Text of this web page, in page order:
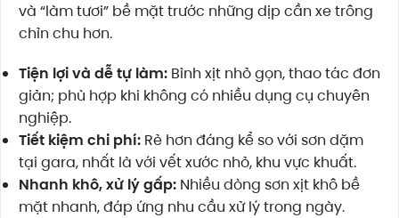
và “làm tươi” bề mặt trước những dịp cần xe trông
chỉn chu hơn.
Tiện lợi và dễ tự làm: Bình xịt nhỏ gọn, thao tác đơn
giản; phù hợp khi không có nhiều dụng cụ chuyên
nghiệp.
Tiết kiệm chi phí: Rẻ hơn đáng kể so với sơn dặm
tại gara, nhất là với vết xước nhỏ, khu vực khuất.
Nhanh khô, xử lý gấp: Nhiều dòng sơn xịt khô bề
mặt nhanh, đáp ứng nhu cầu xử lý trong ngày.